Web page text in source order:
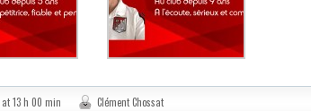
13 h 00 min Clément Chossat